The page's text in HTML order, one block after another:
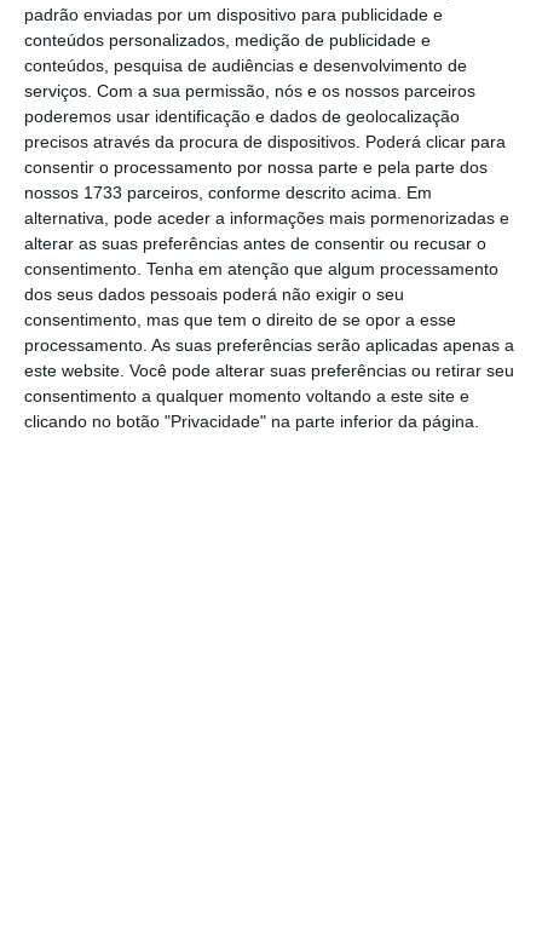
padrão enviadas por um dispositivo para publicidade e
conteúdos personalizados, medição de publicidade e
conteúdos, pesquisa de audiências e desenvolvimento de
serviços. Com a sua permissão, nós e os nossos parceiros
poderemos usar identificação e dados de geolocalização
precisos através da procura de dispositivos. Poderá clicar para
consentir o processamento por nossa parte e pela parte dos
nossos 1733 parceiros, conforme descrito acima. Em
alternativa, pode aceder a informações mais pormenorizadas e
alterar as suas preferências antes de consentir ou recusar o
consentimento. Tenha em atenção que algum processamento
dos seus dados pessoais poderá não exigir o seu
consentimento, mas que tem o direito de se opor a esse
processamento. As suas preferências serão aplicadas apenas a
este website. Você pode alterar suas preferências ou retirar seu
consentimento a qualquer momento voltando a este site e
clicando no botão "Privacidade" na parte inferior da página.
os dados do Instituto Nacional de Estatística
(INE).
O maior excedente de sempre